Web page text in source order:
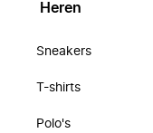
Heren
Sneakers
T-shirts
Polo's